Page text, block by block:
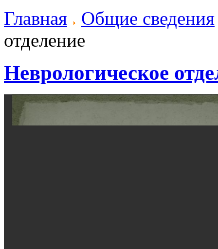
Главная
Общие сведения
отделение
Неврологическое